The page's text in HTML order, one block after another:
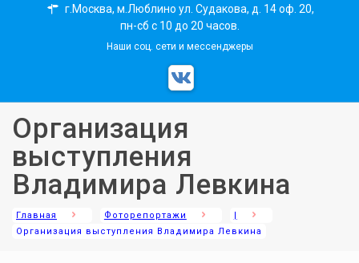
г.Москва, м.Люблино ул. Судакова, д. 14 оф. 20,
пн-сб с 10 до 20 часов.
Наши соц. сети и мессенджеры
Организация
выступления
Владимира Левкина
Главная Фоторепортажи
|
Организация выступления Владимира Левкина